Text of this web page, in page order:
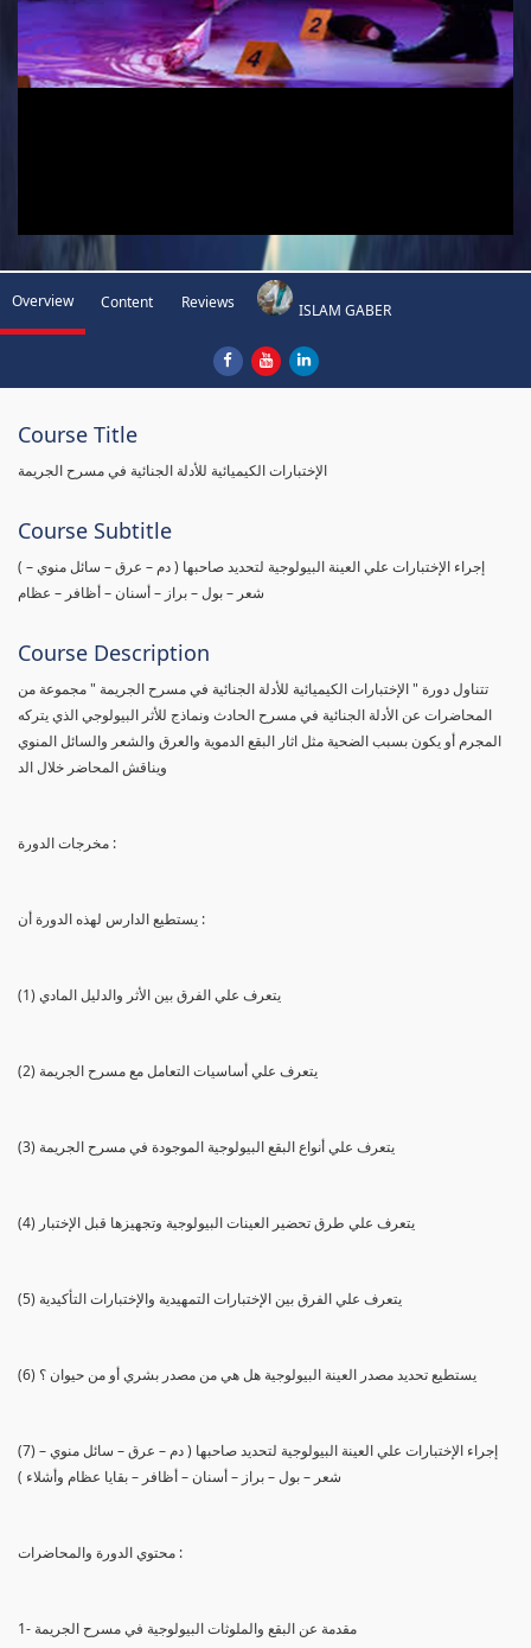
Overview Content Reviews ISLAM GABER
Course Title
الإختبارات الكيميائية للأدلة الجنائية في مسرح الجريمة
Course Subtitle
( إجراء الإختبارات علي العينة البيولوجية لتحديد صاحبها ( دم – عرق – سائل منوي –
شعر – بول – براز – أسنان – أظافر – عظام
Course Description
تتناول دورة " الإختبارات الكيميائية للأدلة الجنائية في مسرح الجريمة " مجموعة من
المحاضرات عن الأدلة الجنائية في مسرح الحادث ونماذج للأثر البيولوجي الذي يتركه
المجرم أو يكون بسبب الضحية مثل اثار البقع الدموية والعرق والشعر والسائل المنوي
ويناقش المحاضر خلال الد
مخرجات الدورة :
يستطيع الدارس لهذه الدورة أن :
(1) يتعرف علي الفرق بين الأثر والدليل المادي
(2) يتعرف علي أساسيات التعامل مع مسرح الجريمة
(3) يتعرف علي أنواع البقع البيولوجية الموجودة في مسرح الجريمة
(4) يتعرف علي طرق تحضير العينات البيولوجية وتجهيزها قبل الإختبار
(5) يتعرف علي الفرق بين الإختبارات التمهيدية والإختبارات التأكيدية
(6) يستطيع تحديد مصدر العينة البيولوجية هل هي من مصدر بشري أو من حيوان ؟
(7) إجراء الإختبارات علي العينة البيولوجية لتحديد صاحبها ( دم – عرق – سائل منوي –
شعر – بول – براز – أسنان – أظافر – بقايا عظام وأشلاء )
محتوي الدورة والمحاضرات :
1- مقدمة عن البقع والملوثات البيولوجية في مسرح الجريمة